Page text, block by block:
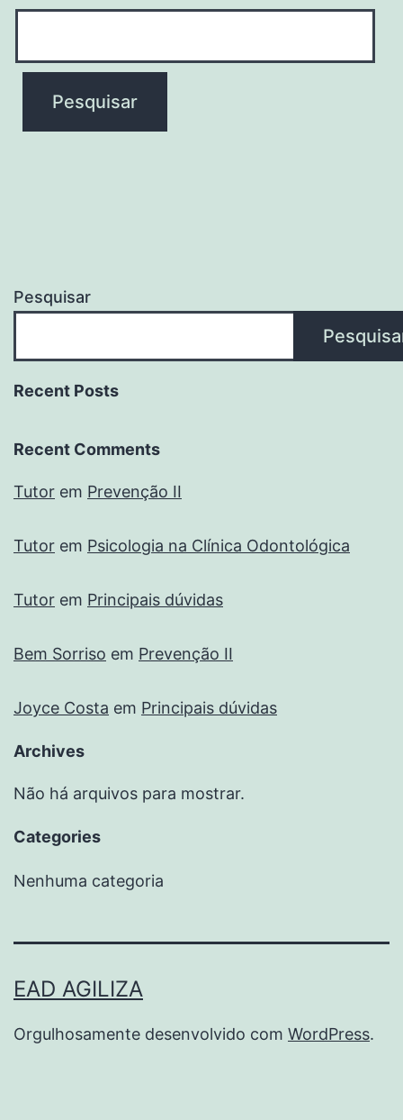
Pesquisar
Recent Posts
Recent Comments
Tutor em Prevenção II
Tutor em Psicologia na Clínica Odontológica
Tutor em Principais dúvidas
Bem Sorriso em Prevenção II
Joyce Costa em Principais dúvidas
Archives
Não há arquivos para mostrar.
Categories
Nenhuma categoria
EAD AGILIZA
Orgulhosamente desenvolvido com WordPress.